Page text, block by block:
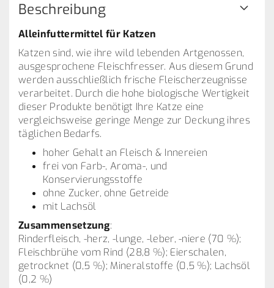
Beschreibung
Alleinfuttermittel für Katzen
Katzen sind, wie ihre wild lebenden Artgenossen,
ausgesprochene Fleischfresser. Aus diesem Grund
werden ausschließlich frische Fleischerzeugnisse
verarbeitet. Durch die hohe biologische Wertigkeit
dieser Produkte benötigt Ihre Katze eine
vergleichsweise geringe Menge zur Deckung ihres
täglichen Bedarfs.
hoher Gehalt an Fleisch & Innereien
frei von Farb-, Aroma-, und
Konservierungsstoffe
ohne Zucker, ohne Getreide
mit Lachsöl
Zusammensetzung:
Rinderfleisch, -herz, -lunge, -leber, -niere (70 %);
Fleischbrühe vom Rind (28,8 %); Eierschalen,
getrocknet (0,5 %); Mineralstoffe (0,5 %); Lachsöl
(0,2 %)